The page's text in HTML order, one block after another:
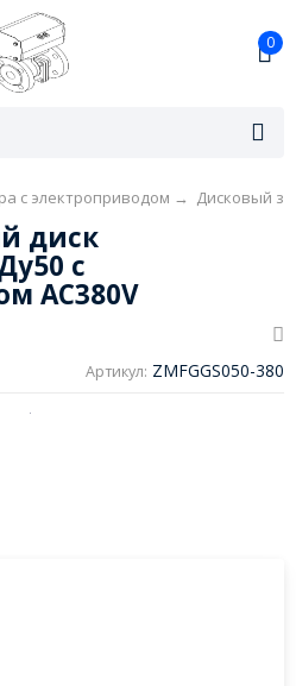
0
с электроприводом → Дисковый
диск
с
AC380V
Артикул: ZMFGGS050-380